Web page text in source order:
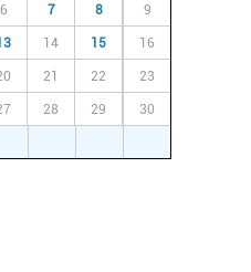
6 7 8 9
14 15 16
21 22 23
28 29 30